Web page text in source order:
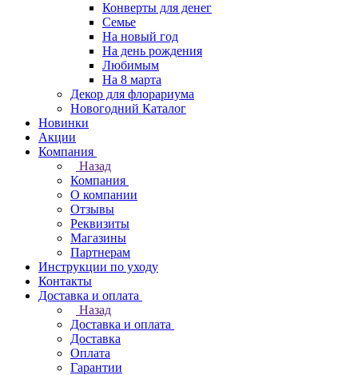
Конверты для денег
Семье
На новый год
На день рождения
Любимым
На 8 марта
Декор для флорариума
Новогодний Каталог
Новинки
Акции
Компания
Назад
Компания
О компании
Отзывы
Реквизиты
Магазины
Партнерам
Инструкции по уходу
Контакты
Доставка и оплата
Назад
Доставка и оплата
Доставка
Оплата
Гарантии